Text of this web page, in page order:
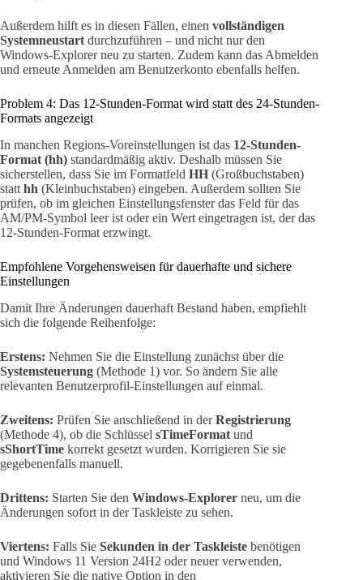
Außerdem hilft es in diesen Fällen, einen vollständigen
Systemneustart durchzuführen – und nicht nur den
Windows-Explorer neu zu starten. Zudem kann das Abmelden
und erneute Anmelden am Benutzerkonto ebenfalls helfen.
Problem 4: Das 12-Stunden-Format wird statt des 24-Stunden-
Formats angezeigt
In manchen Regions-Voreinstellungen ist das 12-Stunden-
Format (hh) standardmäßig aktiv. Deshalb müssen Sie
sicherstellen, dass Sie im Formatfeld HH (Großbuchstaben)
statt hh (Kleinbuchstaben) eingeben. Außerdem sollten Sie
prüfen, ob im gleichen Einstellungsfenster das Feld für das
AM/PM-Symbol leer ist oder ein Wert eingetragen ist, der das
12-Stunden-Format erzwingt.
Empfohlene Vorgehensweisen für dauerhafte und sichere
Einstellungen
Damit Ihre Änderungen dauerhaft Bestand haben, empfiehlt
sich die folgende Reihenfolge:
Erstens: Nehmen Sie die Einstellung zunächst über die
Systemsteuerung (Methode 1) vor. So ändern Sie alle
relevanten Benutzerprofil-Einstellungen auf einmal.
Zweitens: Prüfen Sie anschließend in derRegistrierung
(Methode 4), ob die Schlüssel sTimeFormat und
sShortTime korrekt gesetzt wurden. Korrigieren Sie sie
gegebenenfalls manuell.
Drittens: Starten Sie den Windows-Explorer neu, um die
Änderungen sofort in der Taskleiste zu sehen.
Viertens: Falls Sie Sekunden in der Taskleiste benötigen
und Windows 11 Version 24H2 oder neuer verwenden,
aktivieren Sie die native Option in den